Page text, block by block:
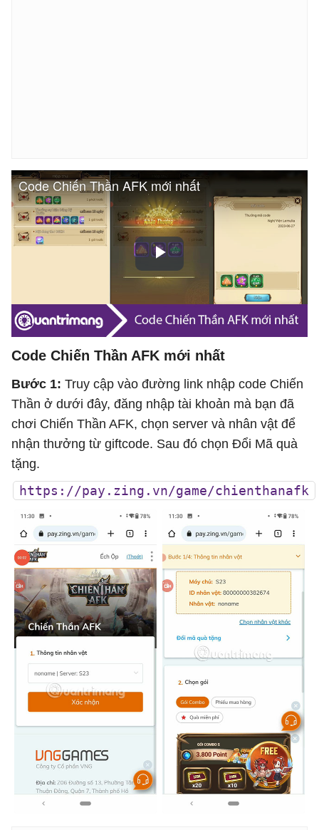
Code Chiến Thần AFK mới nhất
Bước 1: Truy cập vào đường link nhập code Chiến
Thần ở dưới đây, đăng nhập tài khoản mà bạn đã
chơi Chiến Thần AFK, chọn server và nhân vật để
nhận thưởng từ giftcode. Sau đó chọn Đổi Mã quà
tặng.
https://pay.zing.vn/game/chienthanafk